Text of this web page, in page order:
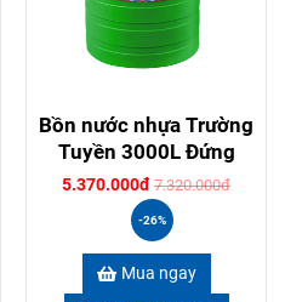
Bồn nước nhựa Trường
Tuyền 3000L Đứng
5.370.000đ 7.320.000đ
-26%
Mua ngay